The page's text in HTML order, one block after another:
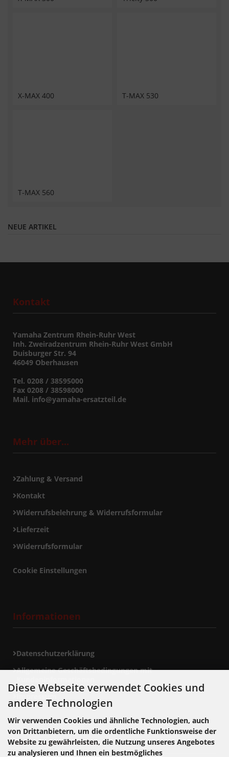
X-MAX 400 T-MAX 530
T-MAX 560
NEUE ARTIKEL
Kontakt
Yamaha Zentrum Rhein-Ruhr West
Inh. Zweiradzentrum Rhein-Ruhr West GmbH
Duisburger Str. 94
46049 Oberhausen
Tel. 0208 / 38595000
Fax 0208 / 38598000
Mail. info@yamaha-ersatzteil.de
Mehr über...
Zahlung & Versand
Kontakt
Widerrufsbelehrung & Widerrufsformular
Lieferzeit
Widerrufsformular
Cookie Einstellungen
Informationen
Datenschutzerklärung
Allgemeine Geschäftsbedingungen mit
Zahlungsmethoden
Diese Webseite verwendet Cookies und
andere Technologien
Wir verwenden Cookies und ähnliche Technologien, auch
von Drittanbietern, um die ordentliche Funktionsweise der
Website zu gewährleisten, die Nutzung unseres Angebotes
zu analysieren und Ihnen ein bestmögliches